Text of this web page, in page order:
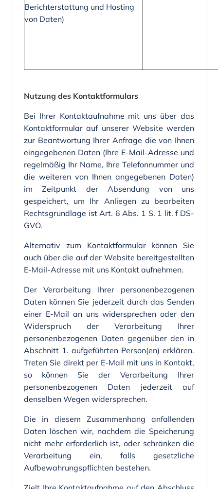
Berichterstattung und Hosting
von Daten)
Nutzung des Kontaktformulars
Bei Ihrer Kontaktaufnahme mit uns über das
Kontaktformular auf unserer Website werden
zur Beantwortung Ihrer Anfrage die von Ihnen
eingegebenen Daten (Ihre E-Mail-Adresse und
regelmäßig Ihr Name, Ihre Telefonnummer und
die weiteren von Ihnen angegebenen Daten)
im Zeitpunkt der Absendung von uns
gespeichert, um Ihr Anliegen zu bearbeiten
Rechtsgrundlage ist Art. 6 Abs. 1 S. 1 lit. f DS-
GVO.
Alternativ zum Kontaktformular können Sie
auch über die auf der Website bereitgestellten
E-Mail-Adresse mit uns Kontakt aufnehmen.
Der Verarbeitung Ihrer personenbezogenen
Daten können Sie jederzeit durch das Senden
einer E-Mail an uns widersprechen oder den
Widerspruch der Verarbeitung Ihrer
personenbezogenen Daten gegenüber den in
Abschnitt 1. aufgeführten Person(en) erklären.
Treten Sie direkt per E-Mail mit uns in Kontakt,
so können Sie der Verarbeitung Ihrer
personenbezogenen Daten jederzeit auf
denselben Wegen widersprechen.
Die in diesem Zusammenhang anfallenden
Daten löschen wir, nachdem die Speicherung
nicht mehr erforderlich ist, oder schränken die
Verarbeitung ein, falls gesetzliche
Aufbewahrungspflichten bestehen.